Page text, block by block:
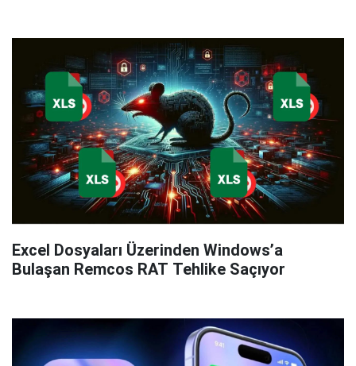
Excel Dosyaları Üzerinden Windows’a
Bulaşan Remcos RAT Tehlike Saçıyor